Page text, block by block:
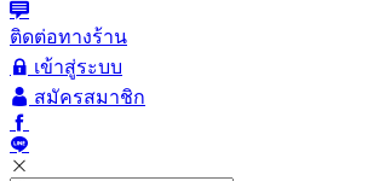
ติดต่อทางร้าน
เข้าสู่ระบบ
สมัครสมาชิก